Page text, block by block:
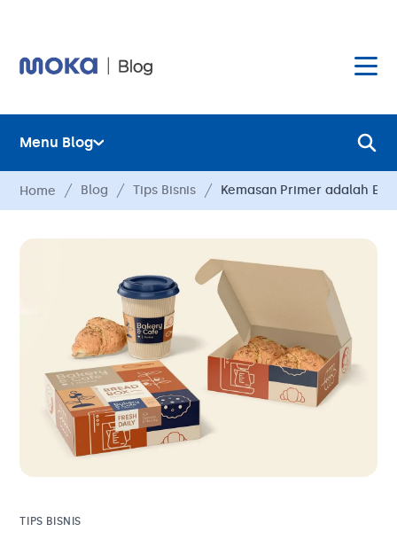
Layanan
Hardware
Harga
Hubungi Kami
Solusi Bisnis
Tambahan
Menu Blog
Layanan
Hubungi Kami
Blog
Solusi Bisnis
Tambahan
Home Blog Tips Bisnis Kemasan Primer adalah
TIPS BISNIS